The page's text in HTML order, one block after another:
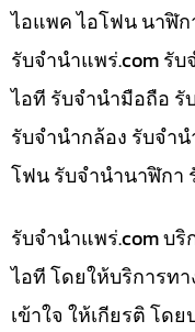
ไอแพค ไอโฟน นาฬิ
รับจํานําแพร่.com รั
ไอที รับจำนำมือถือ
รับจำนำกล้อง รับจำ
โฟน รับจำนำนาฬิกา
รับจํานําแพร่.com บ
ไอที โดยให้บริการท
เข้าใจ ให้เกียรติ โด